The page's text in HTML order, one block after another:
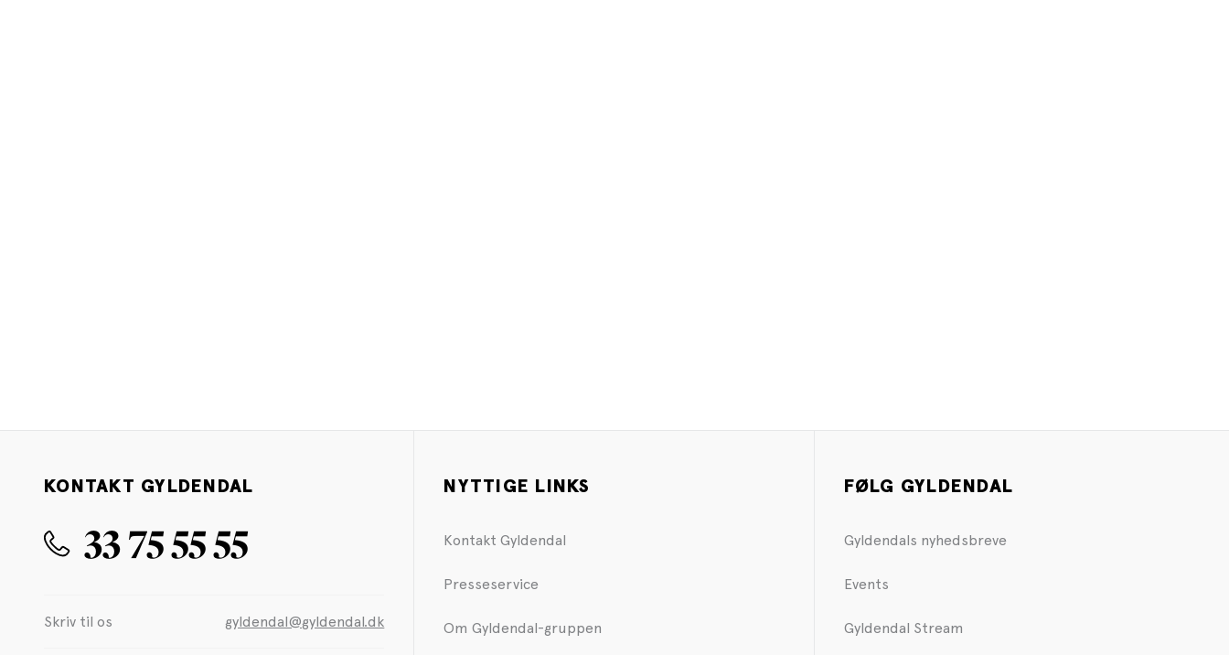
KONTAKT GYLDENDAL
33 75 55 55
Skriv til os gyldendal@gyldendal.dk
NYTTIGE LINKS
Kontakt Gyldendal
Presseservice
Om Gyldendal-gruppen
FØLG GYLDENDAL
Gyldendals nyhedsbreve
Events
Gyldendal Stream